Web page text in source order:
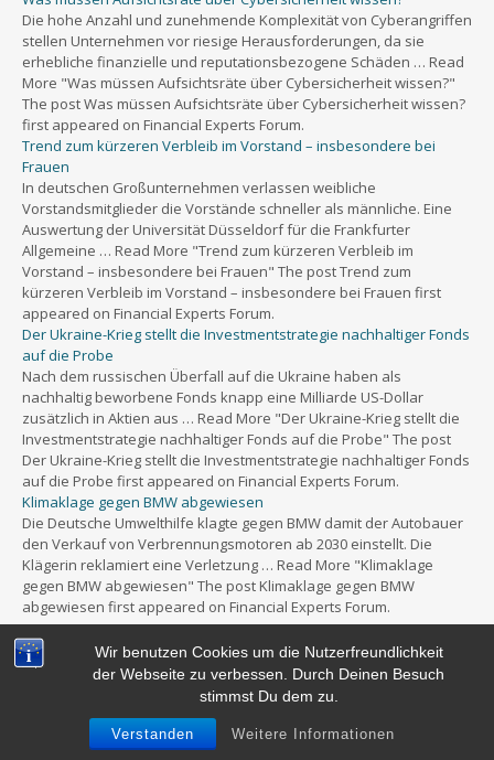
Wir benutzen Cookies um die Nutzerfreundlichkeit
der Webseite zu verbessen. Durch Deinen Besuch
stimmst Du dem zu.
Verstanden Weitere Informationen
Die hohe Anzahl und zunehmende Komplexität von Cyberangriffen
stellen Unternehmen vor riesige Herausforderungen, da sie
erhebliche finanzielle und reputationsbezogene Schäden … Read
More "Was müssen Aufsichtsräte über Cybersicherheit wissen?"
The post Was müssen Aufsichtsräte über Cybersicherheit wissen?
first appeared on Financial Experts Forum.
Trend zum kürzeren Verbleib im Vorstand – insbesondere bei
Frauen
In deutschen Großunternehmen verlassen weibliche
Vorstandsmitglieder die Vorstände schneller als männliche. Eine
Auswertung der Universität Düsseldorf für die Frankfurter
Allgemeine … Read More "Trend zum kürzeren Verbleib im
Vorstand – insbesondere bei Frauen" The post Trend zum
kürzeren Verbleib im Vorstand – insbesondere bei Frauen first
appeared on Financial Experts Forum.
Der Ukraine-Krieg stellt die Investmentstrategie nachhaltiger Fonds
auf die Probe
Nach dem russischen Überfall auf die Ukraine haben als
nachhaltig beworbene Fonds knapp eine Milliarde US-Dollar
zusätzlich in Aktien aus … Read More "Der Ukraine-Krieg stellt die
Investmentstrategie nachhaltiger Fonds auf die Probe" The post
Der Ukraine-Krieg stellt die Investmentstrategie nachhaltiger Fonds
auf die Probe first appeared on Financial Experts Forum.
Klimaklage gegen BMW abgewiesen
Die Deutsche Umwelthilfe klagte gegen BMW damit der Autobauer
den Verkauf von Verbrennungsmotoren ab 2030 einstellt. Die
Klägerin reklamiert eine Verletzung … Read More "Klimaklage
gegen BMW abgewiesen" The post Klimaklage gegen BMW
abgewiesen first appeared on Financial Experts Forum.
Powered byWordPress&Portfolio.